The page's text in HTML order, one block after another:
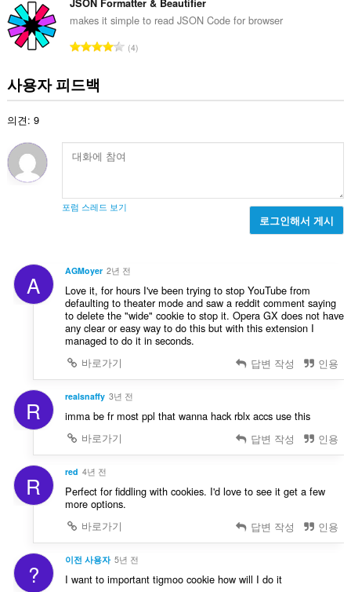
세
스
할
수
니
다.
This
can
store
an
unlimited
급
수
JSON Formatter & Beautifier
makes it simple to read JSON Code for browser
총
4
사용자 피드백
의견: 9
포럼 스레드 보기
로그인해서 게시
A AGMoyer 2년 전
Love it, for hours I've been trying to stop YouTube from
defaulting to theater mode and saw a reddit comment saying
to delete the "wide" cookie to stop it. Opera GX does not have
any clear or easy way to do this but with this extension I
managed to do it in seconds.
바로가기
답변 작성 인용
R realsnaffy 3년 전
imma be fr most ppl that wanna hack rblx accs use this
바로가기
답변 작성 인용
R red 4년 전
Perfect for fiddling with cookies. I'd love to see it get a few
more options.
바로가기
답변 작성 인용
? 이전 사용자 5년 전
I want to important tigmoo cookie how will I do it